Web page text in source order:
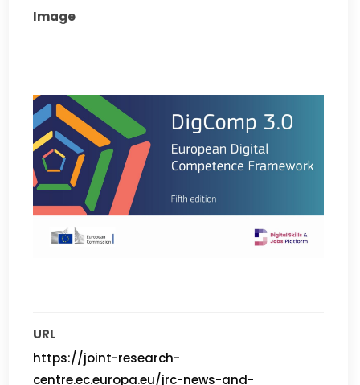
Image
URL
https://joint-research-
centre.ec.europa.eu/jrc-news-and-